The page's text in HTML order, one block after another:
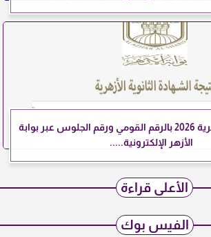
نتيجة الثانوية الأزهرية 2026 بالرقم القومي ورقم الجلوس عبر بوابة
الأزهر الإلكترونية.....
الأعلى قراءة
الفيس بوك